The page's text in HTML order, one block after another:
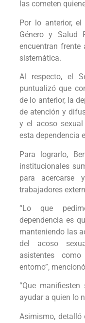
las cometen
Por lo anterior,
Género y Salud
encuentran
sistemática.
Al respecto, el
puntualizó que
de lo anterior, la
de atención y
y el acoso sexual
esta dependencia
Para lograrlo,
institucionales
para acercarse
trabajadores
“Lo que
dependencia es
manteniendo las
del acoso
asistentes
entorno”,
“Que
ayudar a quien lo
Asimismo, detalló